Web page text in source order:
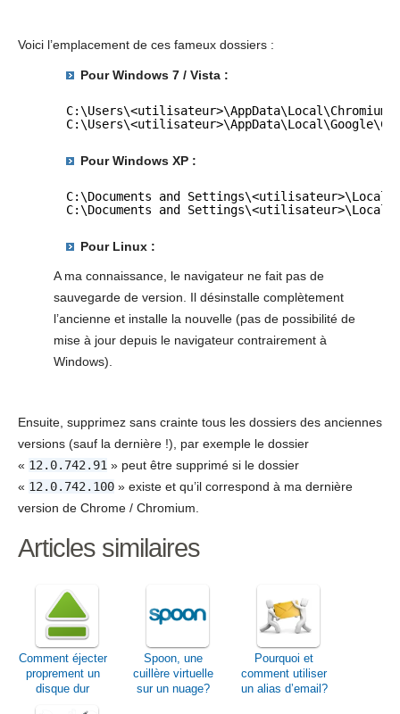
Voici l’emplacement de ces fameux dossiers :
Pour Windows 7 / Vista :
Pour Windows XP :
C:\Documents and Settings\<utilisateur>\Local
C:\Documents and Settings\<utilisateur>\Local
Pour Linux :
A ma connaissance, le navigateur ne fait pas de
sauvegarde de version. Il désinstalle complètement
l’ancienne et installe la nouvelle (pas de possibilité de
mise à jour depuis le navigateur contrairement à
Windows).
Ensuite, supprimez sans crainte tous les dossiers des anciennes
versions (sauf la dernière !), par exemple le dossier
« 12.0.742.91 » peut être supprimé si le dossier
« 12.0.742.100 » existe et qu’il correspond à ma dernière
version de Chrome / Chromium.
Articles similaires
Comment éjecter
proprement un
disque dur
Spoon, une
cuillère virtuelle
sur un nuage?
Pourquoi et
comment utiliser
un alias d’email?